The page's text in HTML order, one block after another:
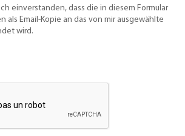
einverstanden, dass die in diesem Formular
als Email-Kopie an das von mir ausgewählte
wird.